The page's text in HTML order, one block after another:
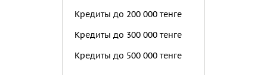
Кредиты до 200 000 тенге
Кредиты до 300 000 тенге
Кредиты до 500 000 тенге